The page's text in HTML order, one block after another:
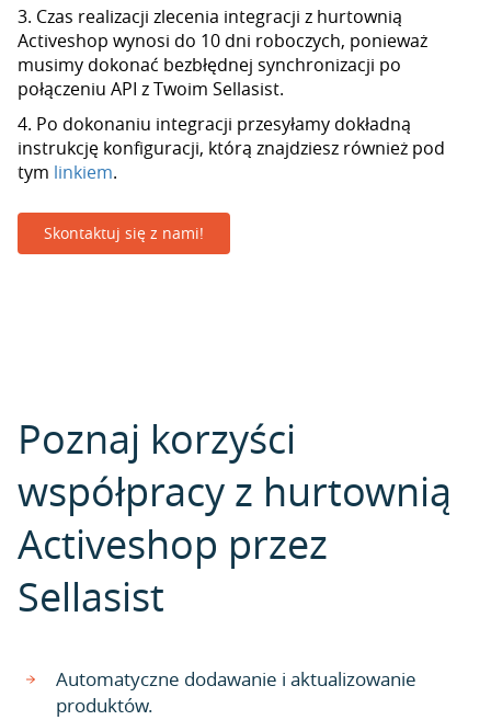
3. Czas realizacji zlecenia integracji z hurtownią
Activeshop wynosi do 10 dni roboczych, ponieważ
musimy dokonać bezbłędnej synchronizacji po
połączeniu API z Twoim Sellasist.
4. Po dokonaniu integracji przesyłamy dokładną
instrukcję konfiguracji, którą znajdziesz również pod
tym linkiem.
Skontaktuj się z nami!
Poznaj korzyści
współpracy z hurtownią
Activeshop przez
Sellasist
Automatyczne dodawanie i aktualizowanie
produktów.